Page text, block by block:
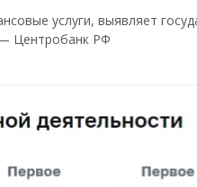
услуги, выявляет
Центробанк РФ